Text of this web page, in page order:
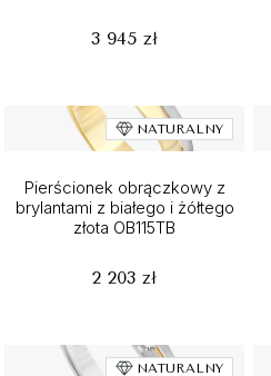
3 945 zł
NATURALNY
Pierścionek obrączkowy z
brylantami z białego i żółtego
złota OB115TB
2 203 zł
NATURALNY